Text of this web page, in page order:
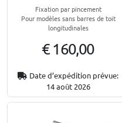
Fixation par pincement
Pour modèles sans barres de toit
longitudinales
€ 160,00
Date d’expédition prévue:
14 août 2026